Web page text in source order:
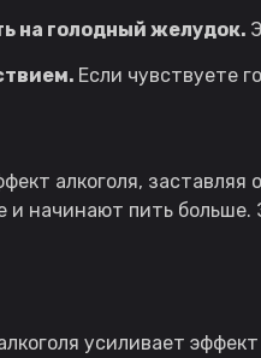
на голодный желудок.
Если чувствуете
алкоголя,
и начинают пить
усиливает